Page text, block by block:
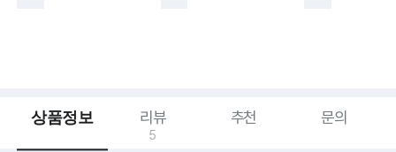
상품정보 리뷰
5
추천 문의